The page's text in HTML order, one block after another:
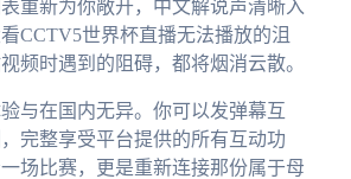
重新为你敞开，中文解说声清晰入
CCTV5世界杯直播无法播放的沮
频时遇到的阻碍，都将烟消云散。
与在国内无异。你可以发弹幕互
完整享受平台提供的所有互动功
场比赛，更是重新连接那份属于母